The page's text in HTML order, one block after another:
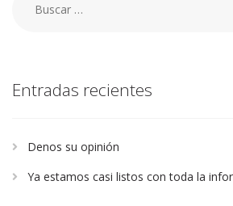
Entradas recientes
Denos su opinión
Ya estamos casi listos con toda la